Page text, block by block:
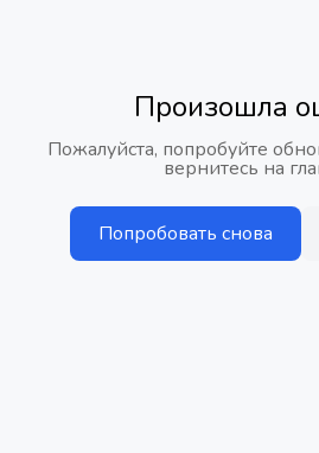
Произошла
Пожалуйста, попробуйте
вернитесь на
Попробовать снова